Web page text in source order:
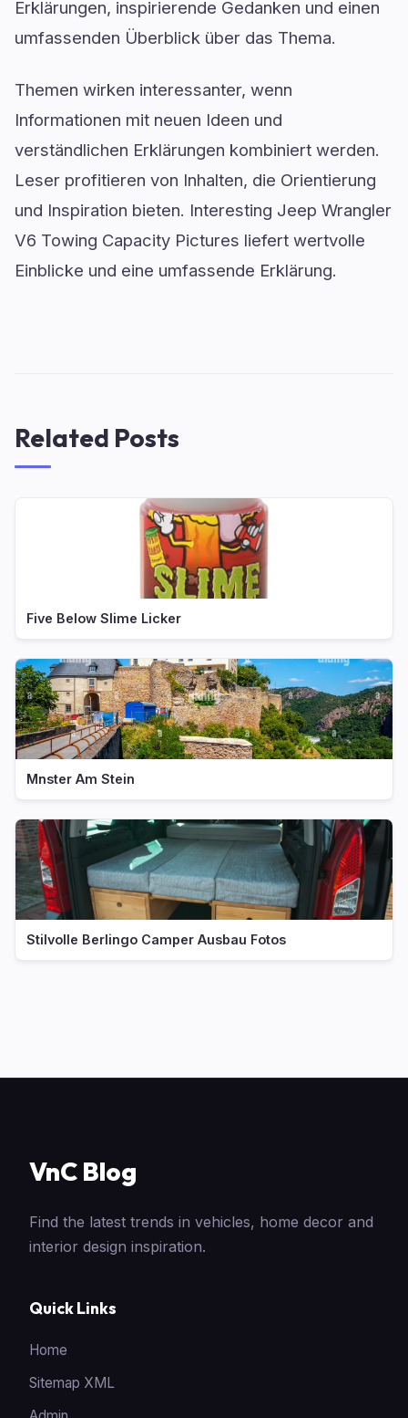
Erklärungen, inspirierende Gedanken und einen
umfassenden Überblick über das Thema.
Themen wirken interessanter, wenn
Informationen mit neuen Ideen und
verständlichen Erklärungen kombiniert werden.
Leser profitieren von Inhalten, die Orientierung
und Inspiration bieten. Interesting Jeep Wrangler
V6 Towing Capacity Pictures liefert wertvolle
Einblicke und eine umfassende Erklärung.
Related Posts
Five Below Slime Licker
Mnster Am Stein
Stilvolle Berlingo Camper Ausbau Fotos
VnC Blog
Find the latest trends in vehicles, home decor and
interior design inspiration.
Quick Links
Home
Sitemap XML